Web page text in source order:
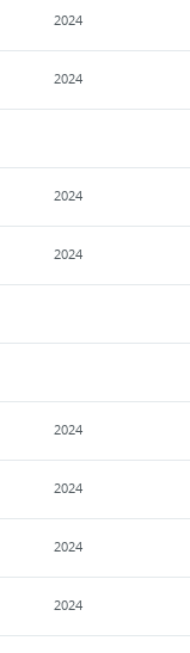
2024
2024
2024
2024
2024
2024
2024
2024